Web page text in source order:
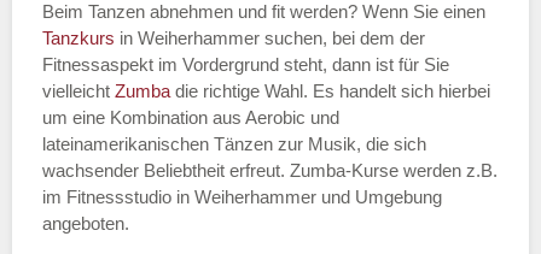
Mit Absenden der Daten akzeptiere
Beim Tanzen abnehmen und fit werden? Wenn Sie einen
Tanzkurs in Weiherhammer suchen, bei dem der
Fitnessaspekt im Vordergrund steht, dann ist für Sie
vielleicht Zumba die richtige Wahl. Es handelt sich hierbei
um eine Kombination aus Aerobic und
lateinamerikanischen Tänzen zur Musik, die sich
wachsender Beliebtheit erfreut. Zumba-Kurse werden z.B.
im Fitnessstudio in Weiherhammer und Umgebung
angeboten.